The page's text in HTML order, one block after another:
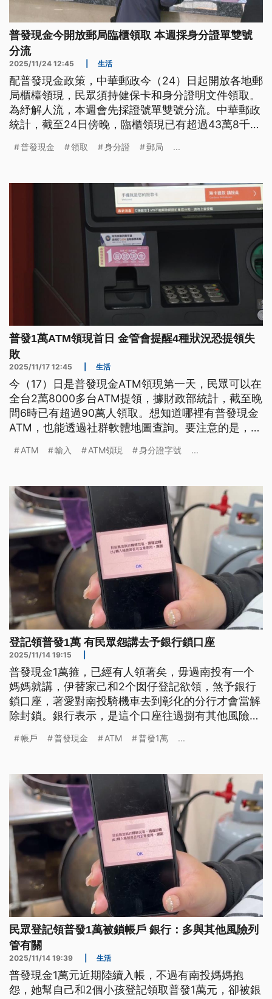
普發現金今開放郵局臨櫃領取 本週採身分證單雙號
分流
2025/11/24 12:45 生活
配普發現金政策，中華郵政今（24）日起開放各地郵
局櫃檯領現，民眾須持健保卡和身分證明文件領取。
為紓解人流，本週會先採證號單雙號分流。中華郵政
統計，截至24日傍晚，臨櫃領現已有超過43萬8千多
普發現金 領取 身分證 郵局 ...
普發1萬ATM領現首日 金管會提醒4種狀況恐提領失
敗
2025/11/17 12:45 生活
今（17）日是普發現金ATM領現第一天，民眾可以在
全台2萬8000多台ATM提領，據財政部統計，截至晚
間6時已有超過90萬人領取。想知道哪裡有普發現金
ATM，也能透過社群軟體地圖查詢。要注意的是，家
和身分證字號都得輸入本人資料，只有健保卡卡號輸
ATM 輸入 ATM領現 身分證字號 ...
登記領普發1萬 有民眾怨講去予銀行鎖口座
2025/11/14 19:15
普發現金1萬箍，已經有人領著矣，毋過南投有一个
媽媽就講，伊替家己和2个囡仔登記欲領，煞予銀行
鎖口座，著愛對南投騎機車去到彰化的分行才會當解
除封鎖。銀行表示，是這个口座往過捌有其他風險因
言為台語文）
帳戶 普發現金 ATM 普發1萬 ...
民眾登記領普發1萬被鎖帳戶 銀行：多與其他風險列
管有關
2025/11/14 19:39 生活
普發現金1萬元近期陸續入帳，不過有南投媽媽抱
怨，她幫自己和2個小孩登記領取普發1萬元，卻被銀